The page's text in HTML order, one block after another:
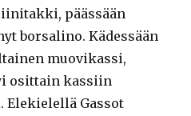
päässään
borsalino. Kädessään
muovikassi,
osittain kassiin
Gassot